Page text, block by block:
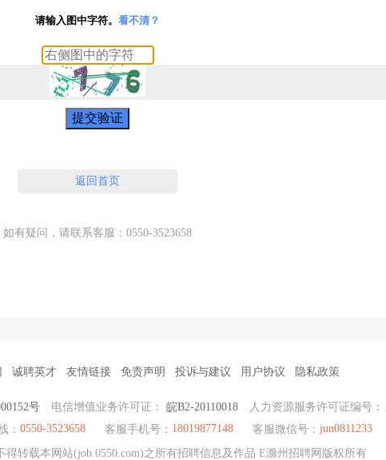
请输入图中字符。 看不清？
提交验证
返回首页
如有疑问，请联系客服：0550-3523658
诚聘英才 友情链接 免责声明 投诉与建议 用户协议 隐私政策
号 电信增值业务许可证： 皖B2-20110018 人力资源服务许可证编号：
： 0550-3523658 客服手机号： 18019877148 客服微信号： jun0811233
得转载本网站(job.0550.com)之所有招聘信息及作品 E滁州招聘网版权所有